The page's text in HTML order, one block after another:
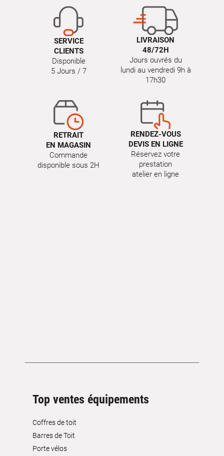
SERVICE
CLIENTS
Disponible
5 Jours / 7
LIVRAISON
48/72H
Jours ouvrés du
lundi au vendredi 9h à
17h30
RETRAIT
EN MAGASIN
Commande
disponible sous 2H
RENDEZ-VOUS
DEVIS EN LIGNE
Réservez votre
prestation
atelier en ligne
Top ventes équipements
Coffres de toit
Barres de Toit
Porte vélos